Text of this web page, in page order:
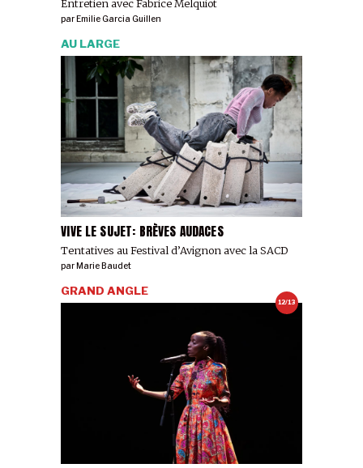
Entretien avec Fabrice Melquiot
par Emilie Garcia Guillen
VIVE LE SUJET: BRÈVES AUDACES
Tentatives au Festival d’Avignon avec la SACD
AU LARGE
parMarie Baudet
12/13
GRAND ANGLE